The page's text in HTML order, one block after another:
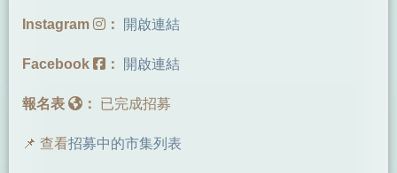
Instagram ： 開啟連結
Facebook ： 開啟連結
報名表 ： 已完成招募
📌 查看招募中的市集列表